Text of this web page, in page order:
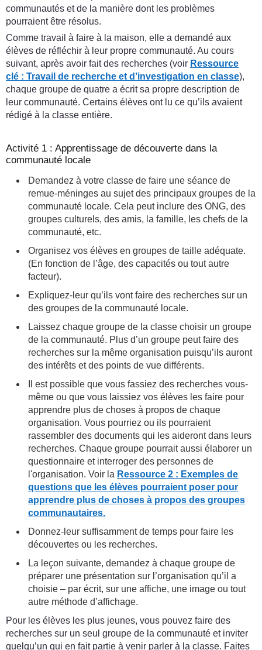
communautés et de la manière dont les problèmes
pourraient être résolus.
Comme travail à faire à la maison, elle a demandé aux
élèves de réfléchir à leur propre communauté. Au cours
suivant, après avoir fait des recherches (voir Ressource
clé : Travail de recherche et d’investigation en classe),
chaque groupe de quatre a écrit sa propre description de
leur communauté. Certains élèves ont lu ce qu’ils avaient
rédigé à la classe entière.
Activité 1 : Apprentissage de découverte dans la
communauté locale
Demandez à votre classe de faire une séance de
remue-méninges au sujet des principaux groupes de la
communauté locale. Cela peut inclure des ONG, des
groupes culturels, des amis, la famille, les chefs de la
communauté, etc.
Organisez vos élèves en groupes de taille adéquate.
(En fonction de l’âge, des capacités ou tout autre
facteur).
Expliquez-leur qu’ils vont faire des recherches sur un
des groupes de la communauté locale.
Laissez chaque groupe de la classe choisir un groupe
de la communauté. Plus d’un groupe peut faire des
recherches sur la même organisation puisqu’ils auront
des intérêts et des points de vue différents.
Il est possible que vous fassiez des recherches vous-
même ou que vous laissiez vos élèves les faire pour
apprendre plus de choses à propos de chaque
organisation. Vous pourriez ou ils pourraient
rassembler des documents qui les aideront dans leurs
recherches. Chaque groupe pourrait aussi élaborer un
questionnaire et interroger des personnes de
l'organisation. Voir la Ressource 2 : Exemples de
questions que les élèves pourraient poser pour
apprendre plus de choses à propos des groupes
communautaires.
Donnez-leur suffisamment de temps pour faire les
découvertes ou les recherches.
La leçon suivante, demandez à chaque groupe de
préparer une présentation sur l’organisation qu’il a
choisie – par écrit, sur une affiche, une image ou tout
autre méthode d’affichage.
Pour les élèves les plus jeunes, vous pouvez faire des
recherches sur un seul groupe de la communauté et inviter
quelqu’un qui en fait partie à venir parler à la classe. Faites